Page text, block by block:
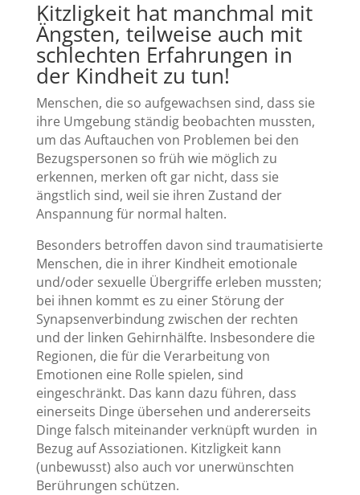
Kitzligkeit hat manchmal mit
Ängsten, teilweise auch mit
schlechten Erfahrungen in
der Kindheit zu tun!
Menschen, die so aufgewachsen sind, dass sie
ihre Umgebung ständig beobachten mussten,
um das Auftauchen von Problemen bei den
Bezugspersonen so früh wie möglich zu
erkennen, merken oft gar nicht, dass sie
ängstlich sind, weil sie ihren Zustand der
Anspannung für normal halten.
Besonders betroffen davon sind traumatisierte
Menschen, die in ihrer Kindheit emotionale
und/oder sexuelle Übergriffe erleben mussten;
bei ihnen kommt es zu einer Störung der
Synapsenverbindung zwischen der rechten
und der linken Gehirnhälfte. Insbesondere die
Regionen, die für die Verarbeitung von
Emotionen eine Rolle spielen, sind
eingeschränkt. Das kann dazu führen, dass
einerseits Dinge übersehen und andererseits
Dinge falsch miteinander verknüpft wurden in
Bezug auf Assoziationen. Kitzligkeit kann
(unbewusst) also auch vor unerwünschten
Berührungen schützen.